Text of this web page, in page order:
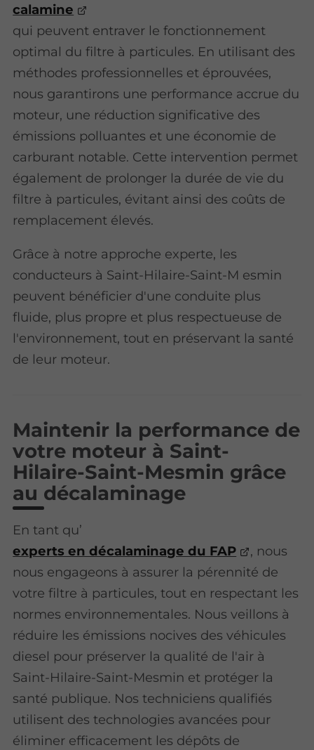
calamine
qui peuvent entraver le fonctionnement
optimal du filtre à particules. En utilisant des
méthodes professionnelles et éprouvées,
nous garantirons une performance accrue du
moteur, une réduction significative des
émissions polluantes et une économie de
carburant notable. Cette intervention permet
également de prolonger la durée de vie du
filtre à particules, évitant ainsi des coûts de
remplacement élevés.
Grâce à notre approche experte, les
conducteurs à Saint-Hilaire-Saint-M esmin
peuvent bénéficier d'une conduite plus
fluide, plus propre et plus respectueuse de
l'environnement, tout en préservant la santé
de leur moteur.
Maintenir la performance de
votre moteur à Saint-
Hilaire-Saint-Mesmin grâce
au décalaminage
En tant qu’
experts en décalaminage du FAP
, nous
nous engageons à assurer la pérennité de
votre filtre à particules, tout en respectant les
normes environnementales. Nous veillons à
réduire les émissions nocives des véhicules
diesel pour préserver la qualité de l'air à
Saint-Hilaire-Saint-Mesmin et protéger la
santé publique. Nos techniciens qualifiés
utilisent des technologies avancées pour
éliminer efficacement les dépôts de